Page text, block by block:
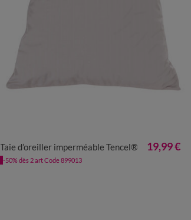
Taie d’oreiller imperméable Tencel® 19,99 €
-50% dès 2 art Code 899013